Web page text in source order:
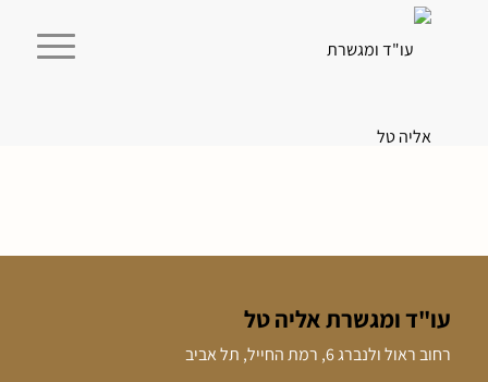
עו"ד ומגשרת אליה טל
רחוב ראול ולנברג 6, רמת החייל, תל אביב